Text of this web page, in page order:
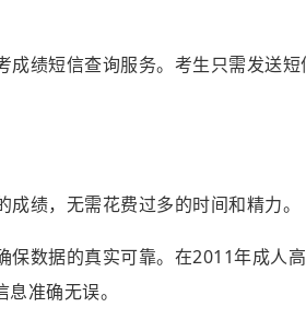
绩短信查询服务。考生只需发送短
绩，无需花费过多的时间和精力。
保数据的真实可靠。在2011年成人
准确无误。